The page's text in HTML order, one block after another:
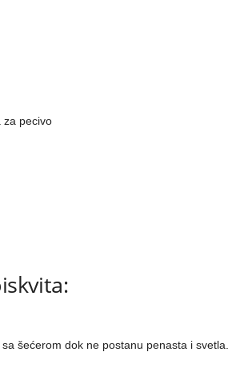
pecivo
šećerom dok ne postanu penasta i svetla.